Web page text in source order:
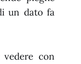
un dato fa
con